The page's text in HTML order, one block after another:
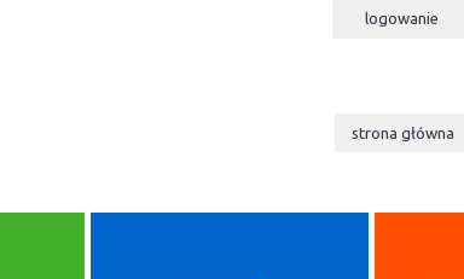
logowanie
strona główna